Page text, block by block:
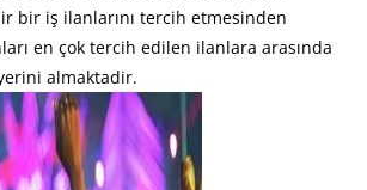
bir iş ilanlarını tercih etmesinden
en çok tercih edilen ilanlara arasında
almaktadir.